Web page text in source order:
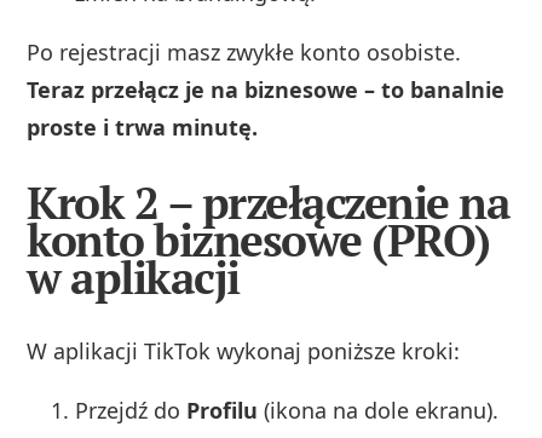
Po rejestracji masz zwykłe konto osobiste.
Teraz przełącz je na biznesowe – to banalnie
proste i trwa minutę.
Krok 2 – przełączenie na
konto biznesowe (PRO)
w aplikacji
W aplikacji TikTok wykonaj poniższe kroki:
Przejdź do Profilu (ikona na dole ekranu).